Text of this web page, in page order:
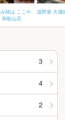
焼は ここや
和歌山店
温野菜 大浦
3
4
2